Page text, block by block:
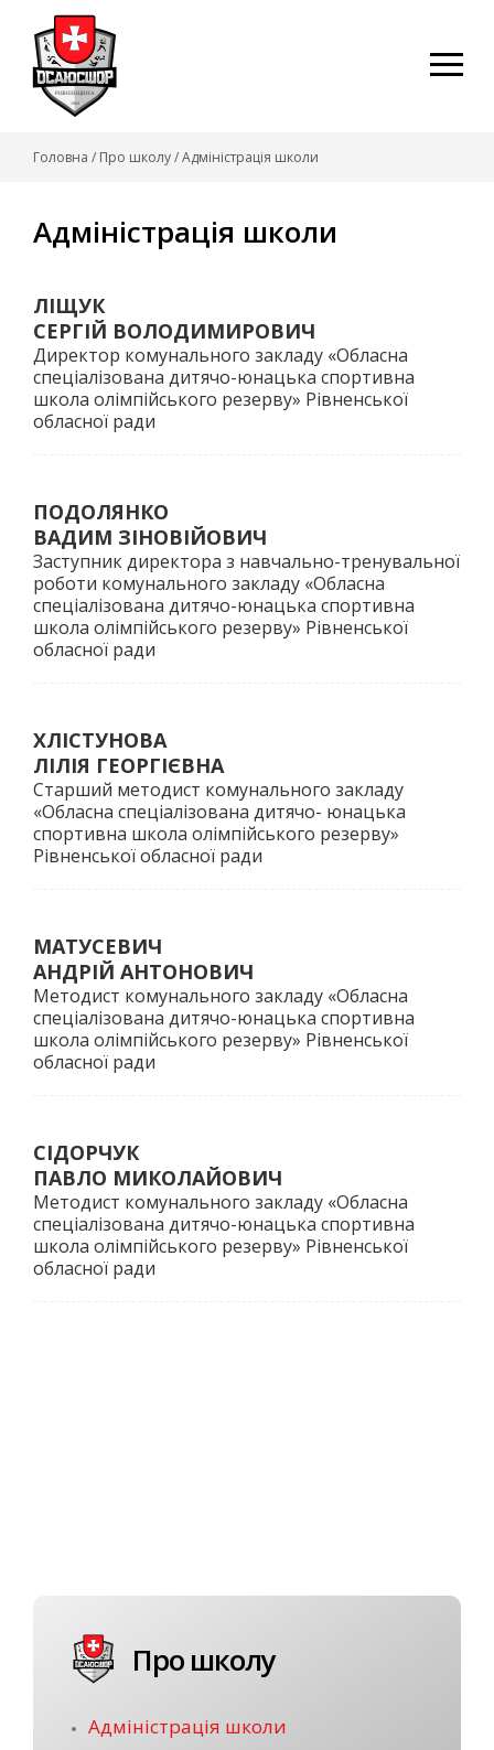
content
Головна / Про школу/Адміністрація школи
Адміністрація школи
ЛІЩУК
СЕРГІЙ ВОЛОДИМИРОВИЧ
Директор комунального закладу «Обласна
спеціалізована дитячо-юнацька спортивна
школа олімпійського резерву» Рівненської
обласної ради
ПОДОЛЯНКО
ВАДИМ ЗІНОВІЙОВИЧ
Заступник директора з навчально-тренувальної
роботи комунального закладу «Обласна
спеціалізована дитячо-юнацька спортивна
школа олімпійського резерву» Рівненської
обласної ради
ХЛІСТУНОВА
ЛІЛІЯ ГЕОРГІЄВНА
Старший методист комунального закладу
«Обласна спеціалізована дитячо- юнацька
спортивна школа олімпійського резерву»
Рівненської обласної ради
МАТУСЕВИЧ
АНДРІЙ АНТОНОВИЧ
Методист комунального закладу «Обласна
спеціалізована дитячо-юнацька спортивна
школа олімпійського резерву» Рівненської
обласної ради
СІДОРЧУК
ПАВЛО МИКОЛАЙОВИЧ
Методист комунального закладу «Обласна
спеціалізована дитячо-юнацька спортивна
школа олімпійського резерву» Рівненської
обласної ради
Про школу
Адміністрація школи